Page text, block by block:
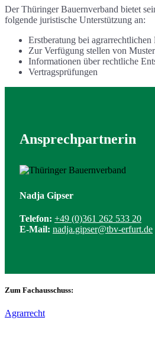
Der Thüringer Bauernverband bietet
folgende juristische Unterstützung an:
Erstberatung bei agrarrechtlichen
Zur Verfügung stellen von
Informationen über rechtliche
Vertragsprüfungen
Ansprechpartnerin
Nadja Gipser
Telefon: +49 (0)361 262 533 20
E-Mail: nadja.gipser@tbv-erfurt.de
Zum Fachausschuss:
Agrarrecht